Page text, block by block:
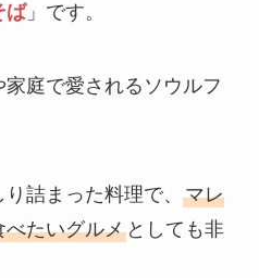
ば」です。
庭で愛されるソウルフ
詰まった料理で、 マレ
べたいグルメとしても非